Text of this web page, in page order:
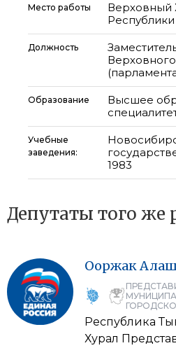
Место работы
Верховный
Должность
Образование
Высшее
Учебные
заведения:
1983
Депутаты того же
Ооржак
Республика
Хурал